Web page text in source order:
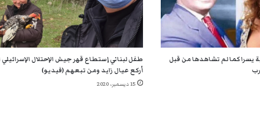
يسرا كما لم تشاهدها من قبل
طفل لبناني إستطاع قهر جيش الإحتلال الإسرائيلي
أركع عيال زايد ومن تبعهم (فيديو)
15 ديسمبر، 2020